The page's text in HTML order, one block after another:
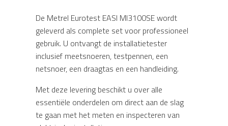
De Metrel Eurotest EASI MI3100SE wordt
geleverd als complete set voor professioneel
gebruik. U ontvangt de installatietester
inclusief meetsnoeren, testpennen, een
netsnoer, een draagtas en een handleiding.
Met deze levering beschikt u over alle
essentiële onderdelen om direct aan de slag
te gaan met het meten en inspecteren van